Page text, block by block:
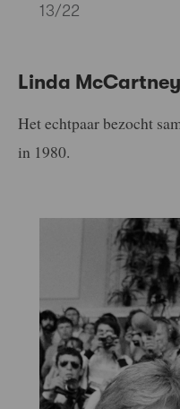
13/22
Linda
Het echtpaar bezocht
in 1980.